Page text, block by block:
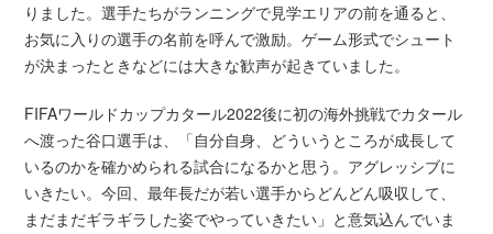
りました。選手たちがランニングで見学エリアの前を通ると、
お気に入りの選手の名前を呼んで激励。ゲーム形式でシュート
が決まったときなどには大きな歓声が起きていました。
FIFAワールドカップカタール2022後に初の海外挑戦でカタール
へ渡った谷口選手は、「自分自身、どういうところが成長して
いるのかを確かめられる試合になるかと思う。アグレッシブに
いきたい。今回、最年長だが若い選手からどんどん吸収して、
まだまだギラギラした姿でやっていきたい」と意気込んでいま